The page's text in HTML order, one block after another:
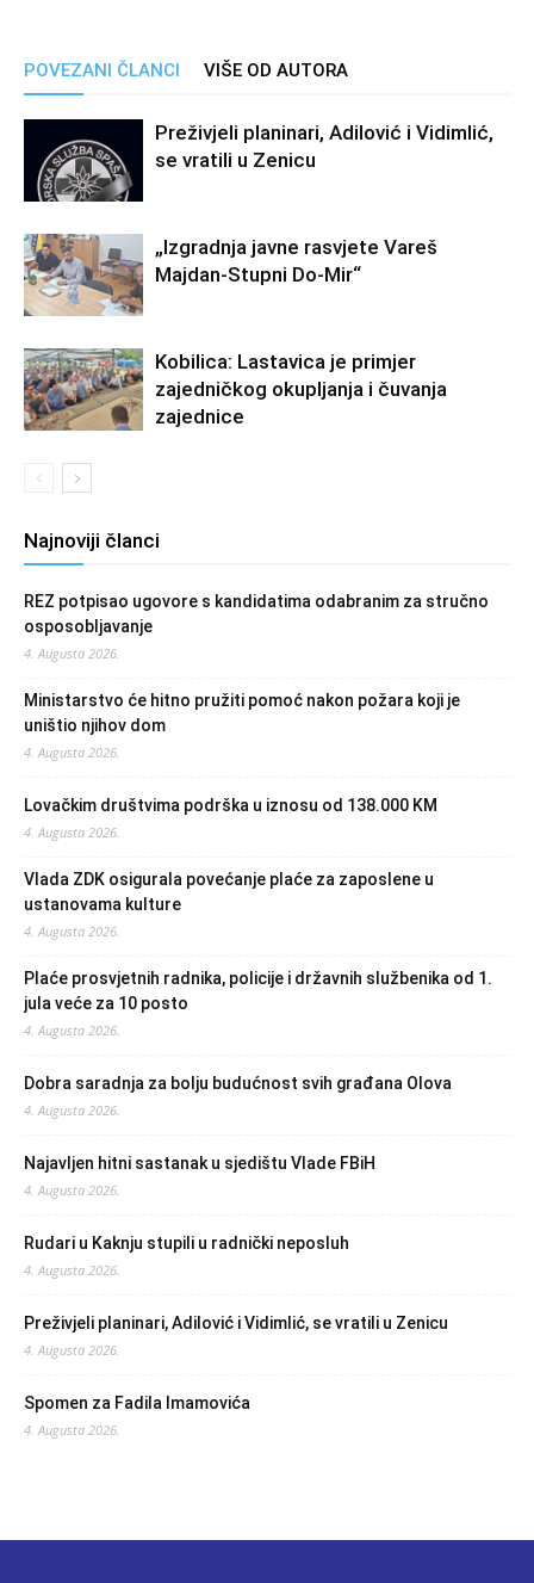
POVEZANI ČLANCI VIŠE OD AUTORA
Preživjeli planinari, Adilović i Vidimlić,
se vratili u Zenicu
„Izgradnja javne rasvjete Vareš
Majdan-Stupni Do-Mir“
Kobilica: Lastavica je primjer
zajedničkog okupljanja i čuvanja
zajednice
Najnoviji članci
REZ potpisao ugovore s kandidatima odabranim za stručno
osposobljavanje
4. Augusta 2026.
Ministarstvo će hitno pružiti pomoć nakon požara koji je
uništio njihov dom
4. Augusta 2026.
Lovačkim društvima podrška u iznosu od 138.000 KM
4. Augusta 2026.
Vlada ZDK osigurala povećanje plaće za zaposlene u
ustanovama kulture
4. Augusta 2026.
Plaće prosvjetnih radnika, policije i državnih službenika od 1.
jula veće za 10 posto
4. Augusta 2026.
Dobra saradnja za bolju budućnost svih građana Olova
4. Augusta 2026.
Najavljen hitni sastanak u sjedištu Vlade FBiH
4. Augusta 2026.
Rudari u Kaknju stupili u radnički neposluh
4. Augusta 2026.
Preživjeli planinari, Adilović i Vidimlić, se vratili u Zenicu
4. Augusta 2026.
Spomen za Fadila Imamovića
4. Augusta 2026.